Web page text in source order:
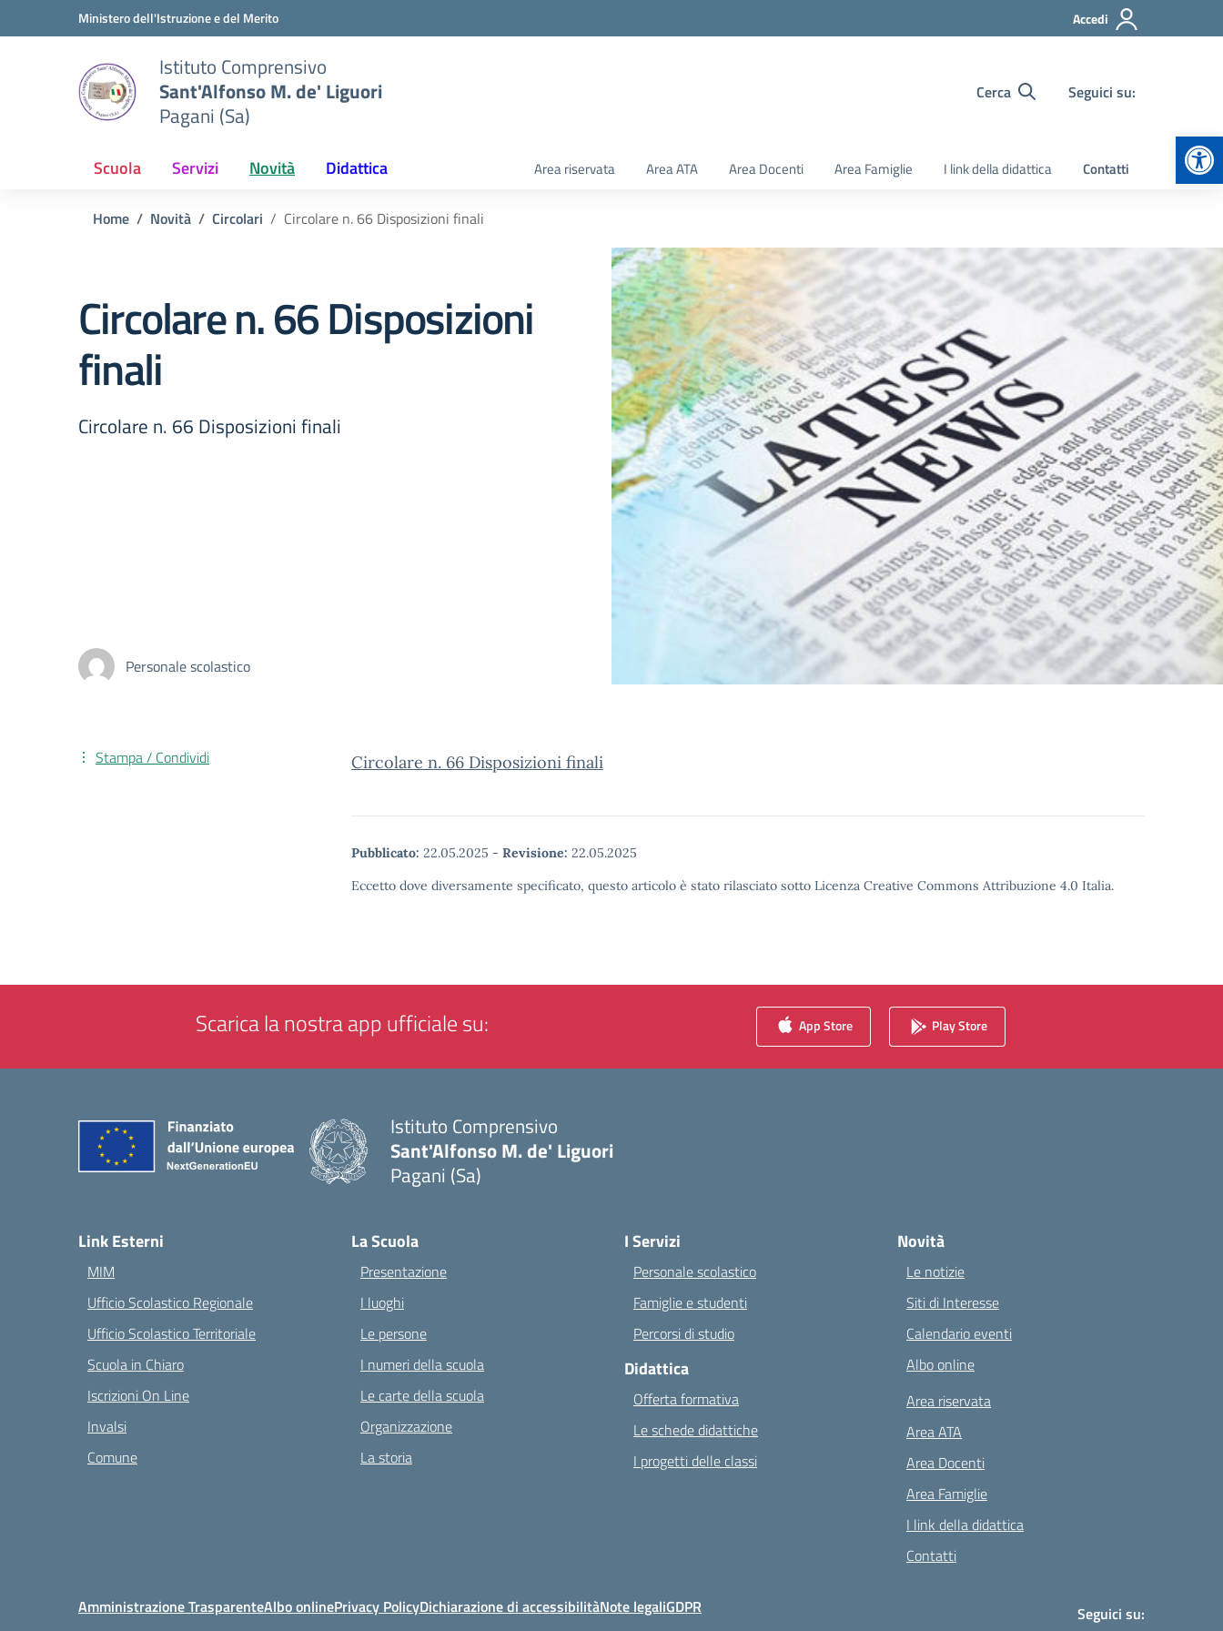
Vai ai contenuti
Vai al menu di navigazioneMinistero dell'Istruzione e del Merito Accedi
Istituto Comprensivo
Sant'Alfonso M. de' Liguori
Pagani (Sa)
Cerca Seguici su:
Scuola Servizi Novità Didattica Area riservata Area ATA Area Docenti Area Famiglie I link della didattica Contatti
Home Novità Circolari Circolare n. 66 Disposizioni finali
Circolare n. 66 Disposizioni
finali
Circolare n. 66 Disposizioni finali
Personale scolastico
Circolare n. 66 Disposizioni finali
Pubblicato: 22.05.2025 - Revisione: 22.05.2025
Eccetto dove diversamente specificato, questo articolo è stato rilasciato sotto Licenza Creative Commons Attribuzione 4.0 Italia.
Stampa / Condividi
Scarica la nostra app ufficiale su: App Store Play Store
Istituto Comprensivo
Sant'Alfonso M. de' Liguori
Pagani (Sa)
Link Esterni
MIM
Ufficio Scolastico Regionale
Ufficio Scolastico Territoriale
Scuola in Chiaro
Iscrizioni On Line
Invalsi
Comune
La Scuola
Presentazione
I luoghi
Le persone
I numeri della scuola
Le carte della scuola
Organizzazione
La storia
I Servizi
Personale scolastico
Famiglie e studenti
Percorsi di studio
Didattica
Offerta formativa
Le schede didattiche
I progetti delle classi
Novità
Le notizie
Siti di Interesse
Calendario eventi
Albo online
Area riservata
Area ATA
Area Docenti
Area Famiglie
I link della didattica
Contatti
Amministrazione TrasparenteAlbo onlinePrivacy PolicyDichiarazione di accessibilitàNote legaliGDPR Seguici su: